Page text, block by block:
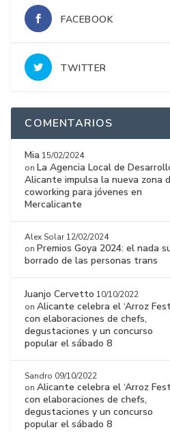
FACEBOOK
TWITTER
COMENTARIOS
Mia 15/02/2024
on La Agencia Local de
Alicante impulsa la nueva zona
coworking para jóvenes en
Mercalicante
Alex Solar 12/02/2024
on Premios Goya 2024: el nada
borrado de las personas trans
Juanjo Cervetto 10/10/2022
onAlicante celebra el ‘Arroz
con elaboraciones de chefs,
degustaciones y un concurso
popular el sábado 8
Sandro 09/10/2022
onAlicante celebra el ‘Arroz
con elaboraciones de chefs,
degustaciones y un concurso
popular el sábado 8